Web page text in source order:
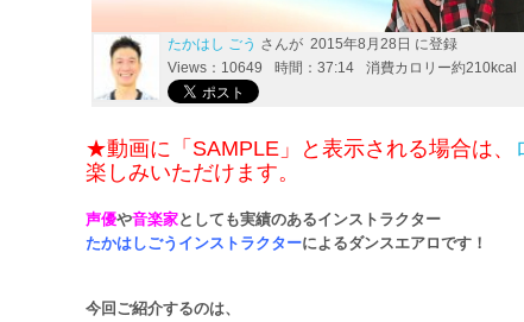
たかはし ごう さんが 2015年8月28日 に登録
Views：10649
時間：37:14 消費カロリー約210kcal
★動画に「SAMPLE」と表示される場合は、
楽しみいただけます。
声優や音楽家としても実績のあるインストラクター
たかはしごうインストラクターによるダンスエアロです！
今回ご紹介するのは、